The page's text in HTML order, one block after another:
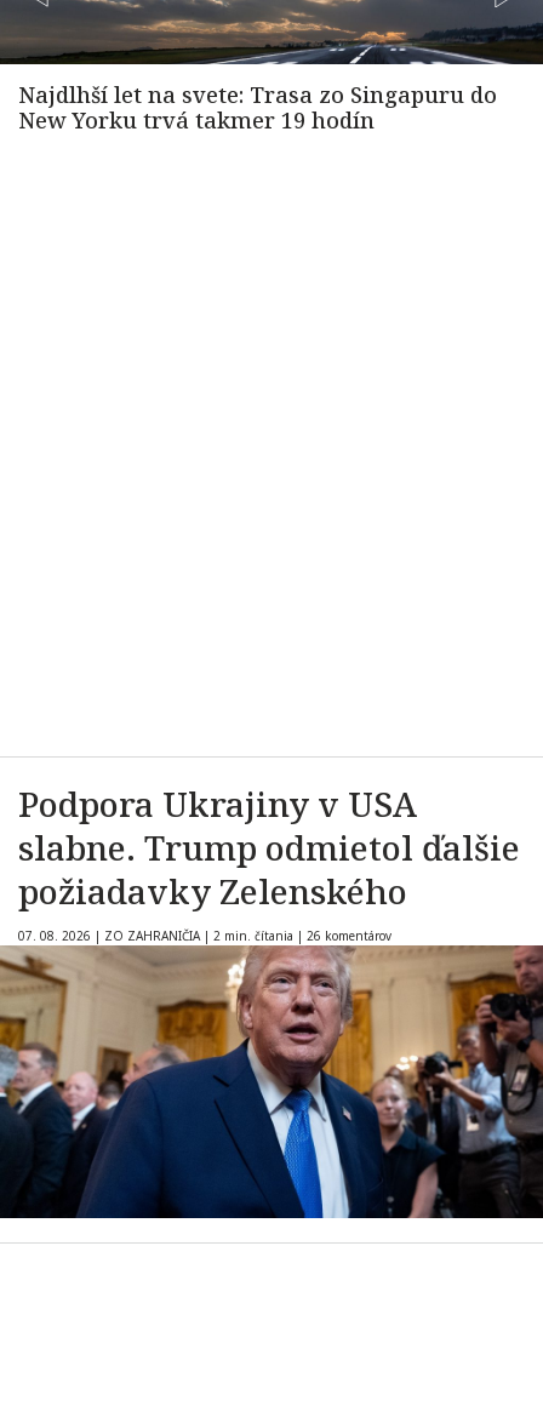
Podpora Ukrajiny v USA
slabne. Trump odmietol ďalšie
požiadavky Zelenského
07. 08. 2026 | ZO ZAHRANIČIA | 2 min. čítania | 26 komentárov